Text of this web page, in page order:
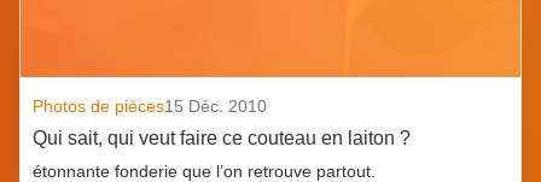
Photos de pièces15 Déc. 2010
Qui sait, qui veut faire ce couteau en laiton ?
étonnante fonderie que l’on retrouve partout.